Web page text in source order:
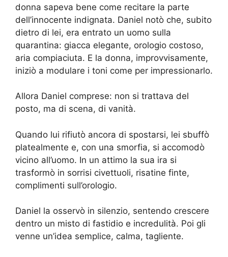
donna sapeva bene come recitare la parte
dell’innocente indignata. Daniel notò che, subito
dietro di lei, era entrato un uomo sulla
quarantina: giacca elegante, orologio costoso,
aria compiaciuta. E la donna, improvvisamente,
iniziò a modulare i toni come per impressionarlo.
Allora Daniel comprese: non si trattava del
posto, ma di scena, di vanità.
Quando lui rifiutò ancora di spostarsi, lei sbuffò
platealmente e, con una smorfia, si accomodò
vicino all’uomo. In un attimo la sua ira si
trasformò in sorrisi civettuoli, risatine finte,
complimenti sull’orologio.
Daniel la osservò in silenzio, sentendo crescere
dentro un misto di fastidio e incredulità. Poi gli
venne un’idea semplice, calma, tagliente.